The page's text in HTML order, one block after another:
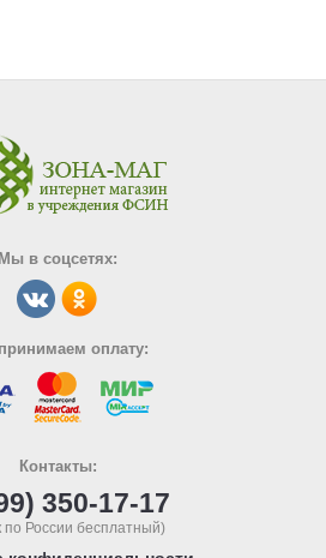
Мы в соцсетях:
оплату:
Контакты:
350-17-17
по России бесплатный)